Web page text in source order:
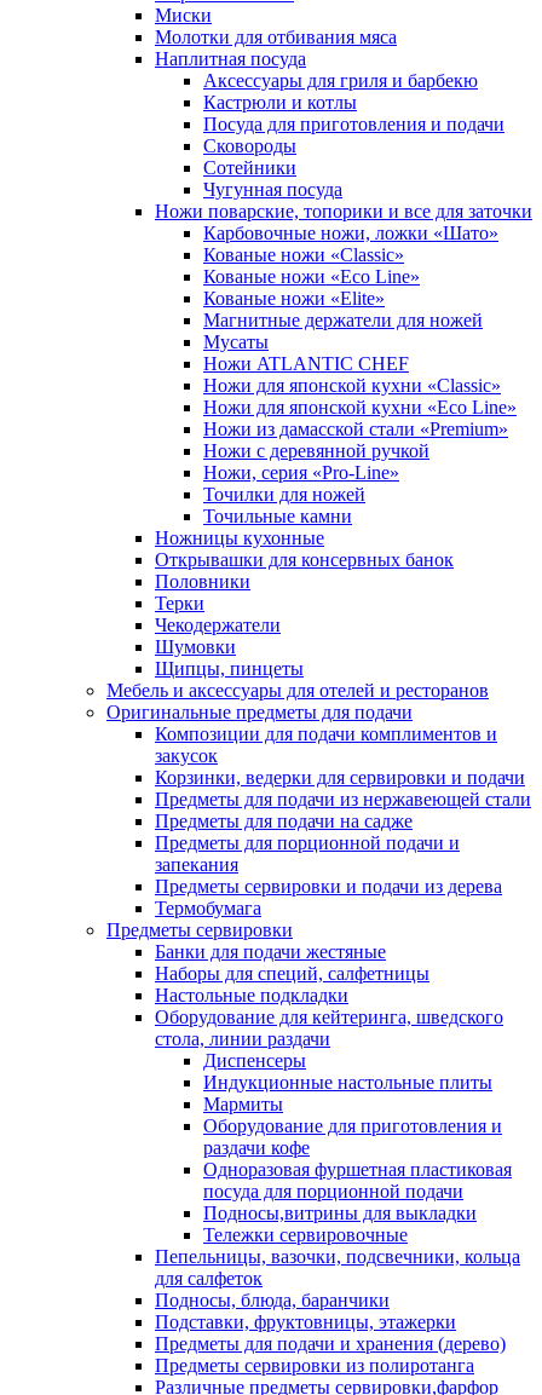
Миски
Молотки для отбивания мяса
Наплитная посуда
Аксессуары для гриля и барбекю
Кастрюли и котлы
Посуда для приготовления и подачи
Сковороды
Сотейники
Чугунная посуда
Ножи поварские, топорики и все для заточки
Карбовочные ножи, ложки «Шато»
Кованые ножи «Classic»
Кованые ножи «Eco Line»
Кованые ножи «Elite»
Магнитные держатели для ножей
Мусаты
Ножи ATLANTIC CHEF
Ножи для японской кухни «Classic»
Ножи для японской кухни «Eco Line»
Ножи из дамасской стали «Premium»
Ножи с деревянной ручкой
Ножи, серия «Pro-Line»
Точилки для ножей
Точильные камни
Ножницы кухонные
Открывашки для консервных банок
Половники
Терки
Чекодержатели
Шумовки
Щипцы, пинцеты
Мебель и аксессуары для отелей и ресторанов
Оригинальные предметы для подачи
Композиции для подачи комплиментов и
закусок
Корзинки, ведерки для сервировки и подачи
Предметы для подачи из нержавеющей стали
Предметы для подачи на садже
Предметы для порционной подачи и
запекания
Предметы сервировки и подачи из дерева
Термобумага
Предметы сервировки
Банки для подачи жестяные
Наборы для специй, салфетницы
Настольные подкладки
Оборудование для кейтеринга, шведского
стола, линии раздачи
Диспенсеры
Индукционные настольные плиты
Мармиты
Оборудование для приготовления и
раздачи кофе
Одноразовая фуршетная пластиковая
посуда для порционной подачи
Подносы,витрины для выкладки
Тележки сервировочные
Пепельницы, вазочки, подсвечники, кольца
для салфеток
Подносы, блюда, баранчики
Подставки, фруктовницы, этажерки
Предметы для подачи и хранения (дерево)
Предметы сервировки из полиротанга
Различные предметы сервировки,фарфор